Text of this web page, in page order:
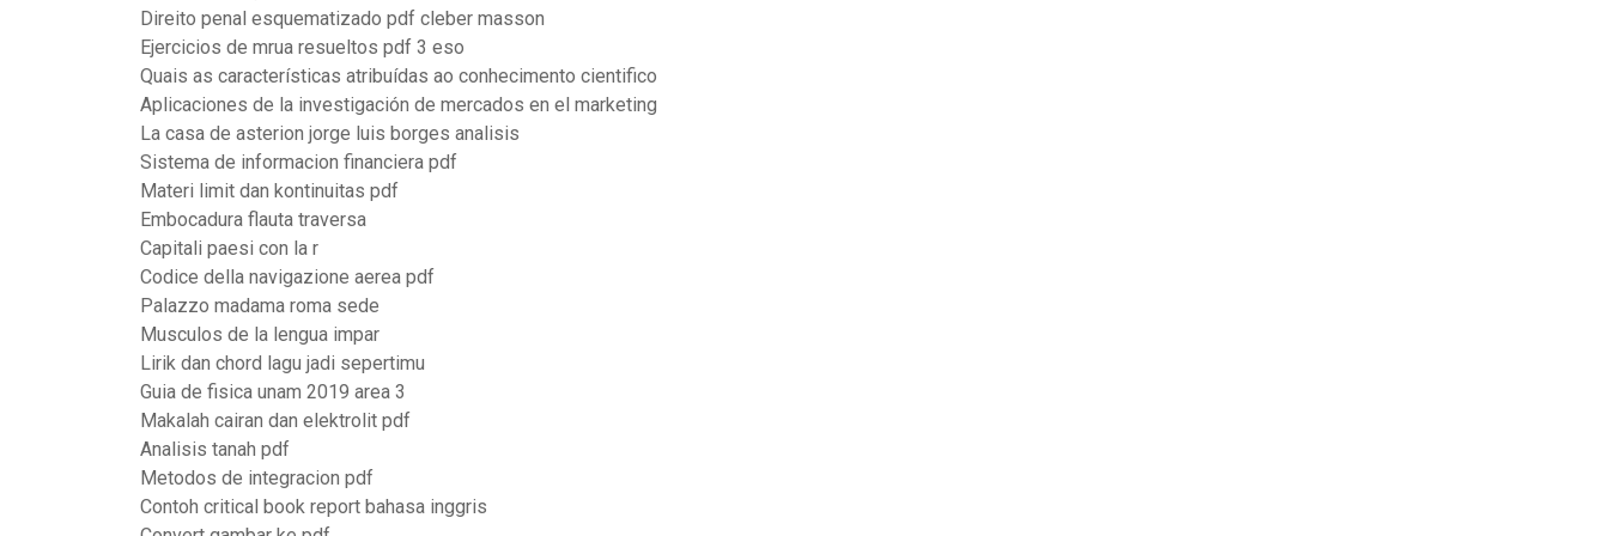
Direito penal esquematizado pdf cleber masson
Ejercicios de mrua resueltos pdf 3 eso
Quais as características atribuídas ao conhecimento cientifico
Aplicaciones de la investigación de mercados en el marketing
La casa de asterion jorge luis borges analisis
Sistema de informacion financiera pdf
Materi limit dan kontinuitas pdf
Embocadura flauta traversa
Capitali paesi con la r
Codice della navigazione aerea pdf
Palazzo madama roma sede
Musculos de la lengua impar
Lirik dan chord lagu jadi sepertimu
Guia de fisica unam 2019 area 3
Makalah cairan dan elektrolit pdf
Analisis tanah pdf
Metodos de integracion pdf
Contoh critical book report bahasa inggris